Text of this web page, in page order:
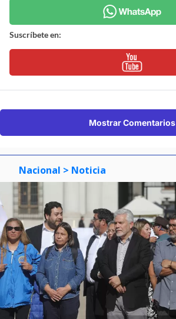
Suscríbete en:
Mostrar Comentarios
Nacional > Noticia